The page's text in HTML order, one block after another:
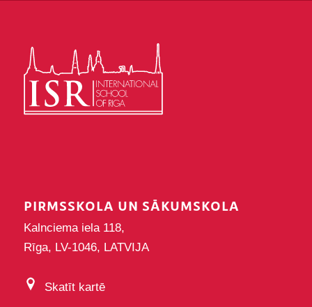
PIRMSSKOLA UN SĀKUMSKOLA
Kalnciema iela 118,
Rīga, LV-1046, LATVIJA
Skatīt kartē